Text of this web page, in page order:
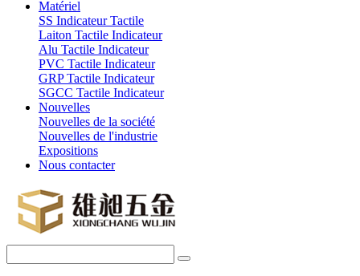
Matériel
SS Indicateur Tactile
Laiton Tactile Indicateur
Alu Tactile Indicateur
PVC Tactile Indicateur
GRP Tactile Indicateur
SGCC Tactile Indicateur
Nouvelles
Nouvelles de la société
Nouvelles de l'industrie
Expositions
Nous contacter